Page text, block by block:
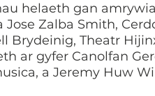
helaeth gan
Zalba Smith,
Brydeinig, Theatr
ar gyfer Canolfan
a Jeremy Huw